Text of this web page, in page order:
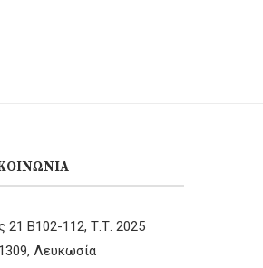
21 B102-112, Τ.Τ. 2025
Λευκωσία